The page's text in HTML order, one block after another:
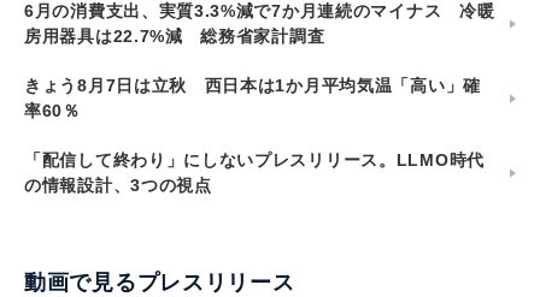
6月の消費支出、実質3.3%減で7か月連続のマイナス 冷暖
房用器具は22.7%減 総務省家計調査
きょう8月7日は立秋 西日本は1か月平均気温「高い」確
率60％
「配信して終わり」にしないプレスリリース。LLMO時代
の情報設計、3つの視点
動画で見るプレスリリース